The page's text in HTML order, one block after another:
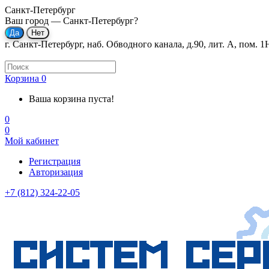
Санкт-Петербург
Ваш город — Санкт-Петербург?
г. Санкт-Петербург, наб. Обводного канала, д.90, лит. А, пом.
Корзина 0
Ваша корзина пуста!
0
0
Мой кабинет
Регистрация
Авторизация
+7 (812) 324-22-05